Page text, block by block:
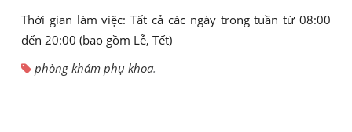
Thời gian làm việc: Tất cả các ngày trong tuần từ 08:00
đến 20:00 (bao gồm Lễ, Tết)
phòng khám phụ khoa.